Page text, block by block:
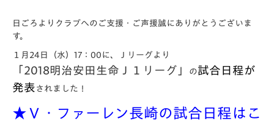
日ごろよりクラブへのご支援・ご声援誠にありがとうございま
す。
１月24日（水）17：00に、Ｊリーグより
「2018明治安田生命Ｊ１リーグ」 の試合日程が
発表 されました！
★Ｖ・ファーレン長崎の試合日程はこ